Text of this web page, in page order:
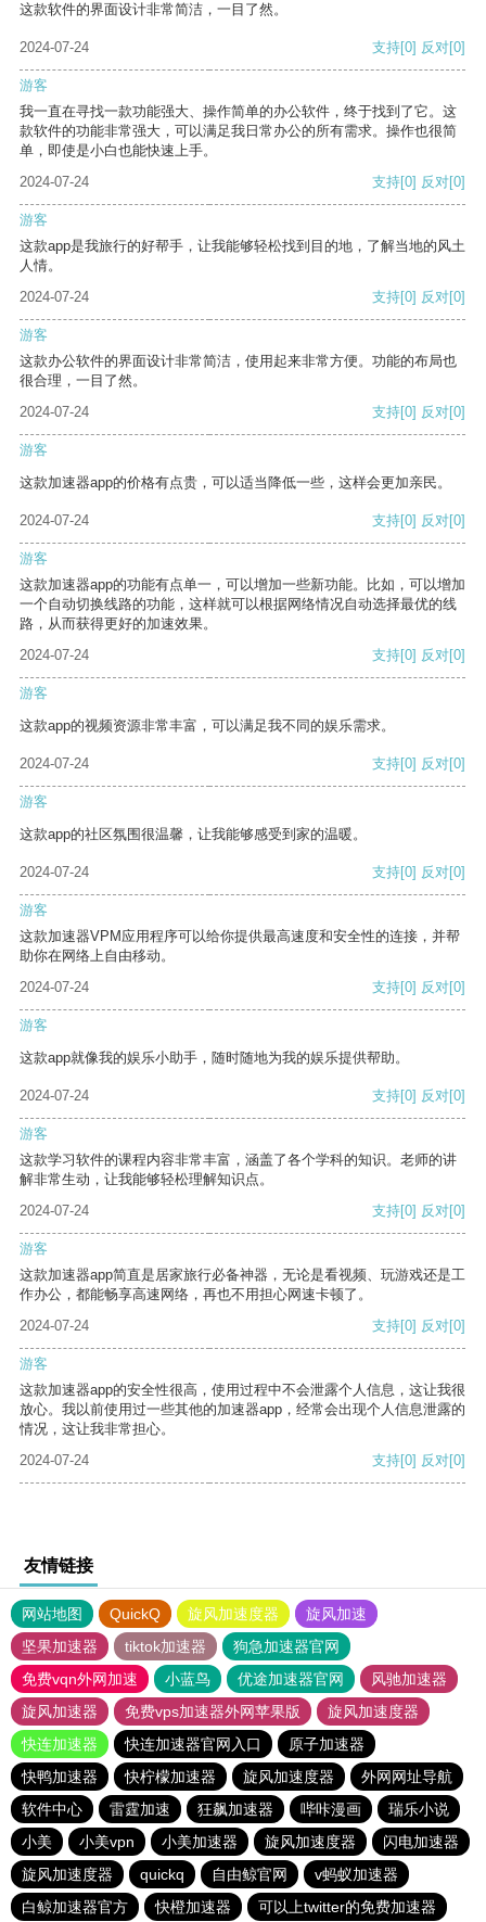
这款软件的界面设计非常简洁，一目了然。
2024-07-24 支持[0] 反对[0]
游客
我一直在寻找一款功能强大、操作简单的办公软件，终于找到了它。这
款软件的功能非常强大，可以满足我日常办公的所有需求。操作也很简
单，即使是小白也能快速上手。
2024-07-24
支持[0] 反对[0]
游客
这款app是我旅行的好帮手，让我能够轻松找到目的地，了解当地的风土
人情。
2024-07-24
支持[0] 反对[0]
游客
这款办公软件的界面设计非常简洁，使用起来非常方便。功能的布局也
很合理，一目了然。
2024-07-24
支持[0] 反对[0]
游客
这款加速器app的价格有点贵，可以适当降低一些，这样会更加亲民。
2024-07-24 支持[0] 反对[0]
游客
这款加速器app的功能有点单一，可以增加一些新功能。比如，可以增加
一个自动切换线路的功能，这样就可以根据网络情况自动选择最优的线
路，从而获得更好的加速效果。
2024-07-24
支持[0] 反对[0]
游客
这款app的视频资源非常丰富，可以满足我不同的娱乐需求。
2024-07-24 支持[0] 反对[0]
游客
这款app的社区氛围很温馨，让我能够感受到家的温暖。
2024-07-24 支持[0] 反对[0]
游客
这款加速器VPM应用程序可以给你提供最高速度和安全性的连接，并帮
助你在网络上自由移动。
2024-07-24
支持[0] 反对[0]
游客
这款app就像我的娱乐小助手，随时随地为我的娱乐提供帮助。
2024-07-24 支持[0] 反对[0]
游客
这款学习软件的课程内容非常丰富，涵盖了各个学科的知识。老师的讲
解非常生动，让我能够轻松理解知识点。
2024-07-24
支持[0] 反对[0]
游客
这款加速器app简直是居家旅行必备神器，无论是看视频、玩游戏还是工
作办公，都能畅享高速网络，再也不用担心网速卡顿了。
2024-07-24
支持[0] 反对[0]
游客
这款加速器app的安全性很高，使用过程中不会泄露个人信息，这让我很
放心。我以前使用过一些其他的加速器app，经常会出现个人信息泄露的
情况，这让我非常担心。
2024-07-24
支持[0] 反对[0]
友情链接
网站地图 QuickQ 旋风加速度器
旋风加速
坚果加速器
tiktok加速器
狗急加速器官网
免费vqn外网加速
小蓝鸟 优途加速器官网
风驰加速器
旋风加速器
免费vps加速器外网苹果版
旋风加速度器
快连加速器
快连加速器官网入口
原子加速器
快鸭加速器
快柠檬加速器 旋风加速度器
外网网址导航
软件中心
雷霆加速 狂飙加速器 哔咔漫画
瑞乐小说
小美
小美vpn 小美加速器 旋风加速度器
闪电加速器
旋风加速度器
quickq 自由鲸官网
v蚂蚁加速器
白鲸加速器官方
快橙加速器 可以上twitter的免费加速器